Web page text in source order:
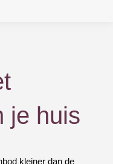
je huis
kleiner dan de